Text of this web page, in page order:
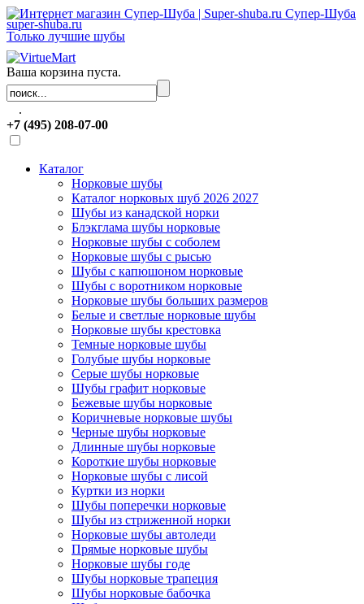
Супер-Шуба
super-shuba.ru
Только лучшие шубы
Ваша корзина пуста.
.
+7 (495) 208-07-00
Каталог
Норковые шубы
Каталог норковых шуб 2026 2027
Шубы из канадской норки
Блэкглама шубы норковые
Норковые шубы с соболем
Норковые шубы с рысью
Шубы с капюшоном норковые
Шубы с воротником норковые
Норковые шубы больших размеров
Белые и светлые норковые шубы
Норковые шубы крестовка
Темные норковые шубы
Голубые шубы норковые
Серые шубы норковые
Шубы графит норковые
Бежевые шубы норковые
Коричневые норковые шубы
Черные шубы норковые
Длинные шубы норковые
Короткие шубы норковые
Норковые шубы с лисой
Куртки из норки
Шубы поперечки норковые
Шубы из стриженной норки
Норковые шубы автоледи
Прямые норковые шубы
Норковые шубы годе
Шубы норковые трапеция
Шубы норковые бабочка